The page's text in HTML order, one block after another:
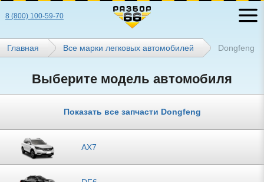
8 (800) 100-59-70
Главная Все марки легковых автомобилей Dongfeng
Выберите модель автомобиля
Показать все запчасти Dongfeng
AX7